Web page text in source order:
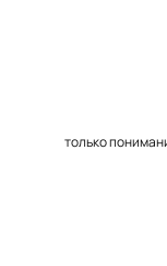
только